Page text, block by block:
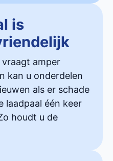
is
vraagt amper
kan u onderdelen
als er schade
laadpaal één keer
houdt u de